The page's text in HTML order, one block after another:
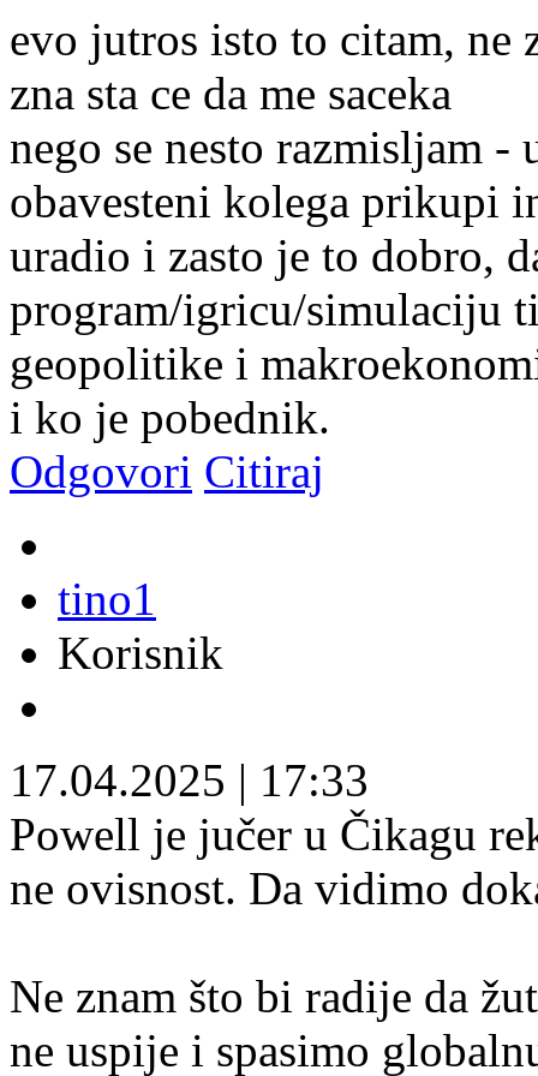
evo jutros isto to citam, ne
zna sta ce da me saceka
nego se nesto razmisljam
obavesteni kolega prikupi
uradio i zasto je to dobro,
program/igricu/simulaciju
geopolitike i
i ko je pobednik.
Odgovori Citiraj
tino1
Korisnik
17.04.2025 | 17:33
Powell je jučer u Čikagu
ne ovisnost. Da vidimo
Ne znam što bi radije da
ne uspije i spasimo